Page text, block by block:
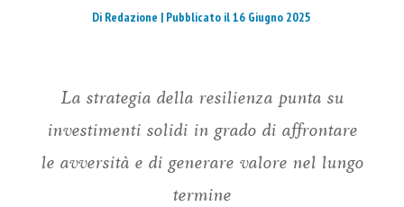
Di Redazione | Pubblicato il 16 Giugno 2025
La strategia della resilienza punta su
investimenti solidi in grado di affrontare
le avversità e di generare valore nel lungo
termine